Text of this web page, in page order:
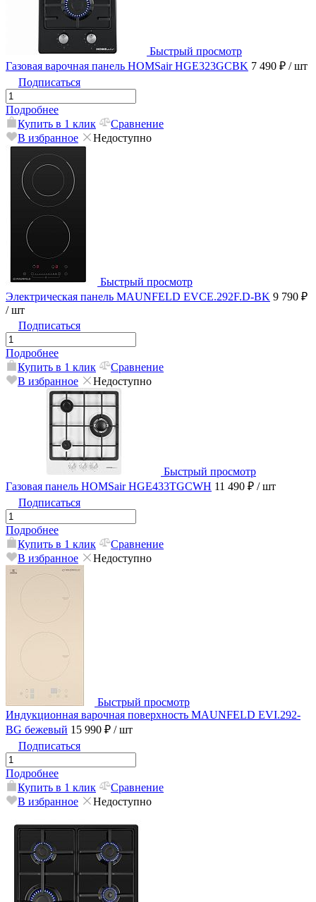
Быстрый просмотр
Газовая варочная панель HOMSair HGE323GCBK 7 490 ₽ / шт
Подписаться
Подробнее
Купить в 1 клик
Сравнение
В избранное
Недоступно
Быстрый просмотр
Электрическая панель MAUNFELD EVCE.292F.D-BK 9 790 ₽
/ шт
Подписаться
Подробнее
Купить в 1 клик
Сравнение
В избранное
Недоступно
Быстрый просмотр
Газовая панель HOMSair HGE433TGCWH 11 490 ₽ / шт
Подписаться
Подробнее
Купить в 1 клик
Сравнение
В избранное
Недоступно
Быстрый просмотр
Индукционная варочная поверхность MAUNFELD EVI.292-
BG бежевый 15 990 ₽ / шт
Подписаться
Подробнее
Купить в 1 клик
Сравнение
В избранное
Недоступно